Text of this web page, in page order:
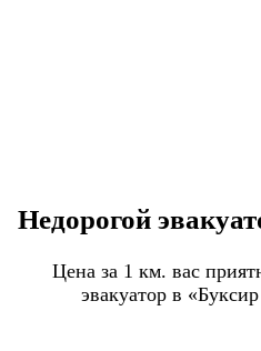
Недорогой
Цена за 1 км. вас
эвакуатор в